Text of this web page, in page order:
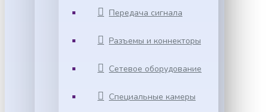
Передача сигнала
Разъемы и коннекторы
Сетевое оборудование
Специальные камеры